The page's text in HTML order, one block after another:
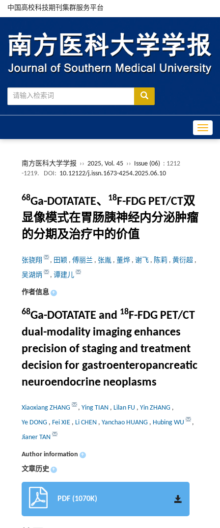
中国高校科技期刊集群服务平台
南方医科大学学报 ›› 2025, Vol. 45 ›› Issue (06) : 1212
-1219.
DOI: 10.12122/j.issn.1673-4254.2025.06.10
68Ga-DOTATATE、 18F-FDG PET/CT双
显像模式在胃肠胰神经内分泌肿瘤
的分期及治疗中的价值
张骁翔 , 田颖 , 傅丽兰 , 张胤 , 董烨 , 谢飞 , 陈莉 , 黄衍超 ,
吴湖炳
, 谭建儿
作者信息 +
68Ga-DOTATATE and 18F-FDG PET/CT
dual-modality imaging enhances
precision of staging and treatment
decision for gastroenteropancreatic
neuroendocrine neoplasms
Xiaoxiang ZHANG , Ying TIAN , Lilan FU , Yin ZHANG ,
Ye DONG , Fei XIE , Li CHEN , Yanchao HUANG , Hubing WU
,
Jianer TAN
Author information +
文章历史 +
PDF (1070K)